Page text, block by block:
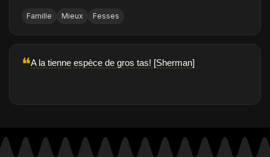
Famille Mieux Fesses
❝A la tienne espèce de gros tas! [Sherman]